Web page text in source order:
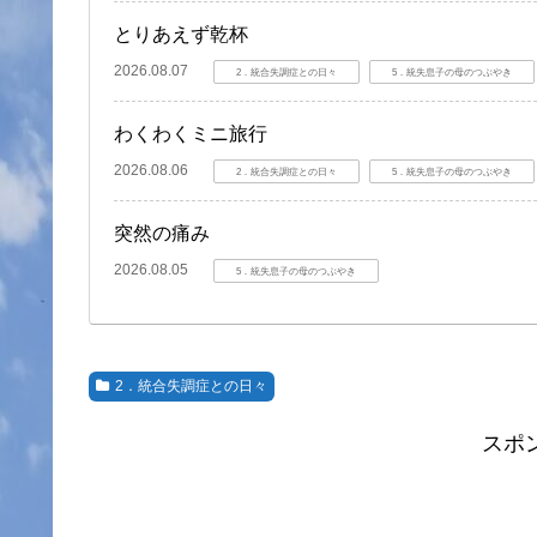
とりあえず乾杯
2026.08.07 2．統合失調症との日々 5．統失息子の母のつぶやき
わくわくミニ旅行
2026.08.06 2．統合失調症との日々 5．統失息子の母のつぶやき
突然の痛み
2026.08.05 5．統失息子の母のつぶやき
2．統合失調症との日々
スポ